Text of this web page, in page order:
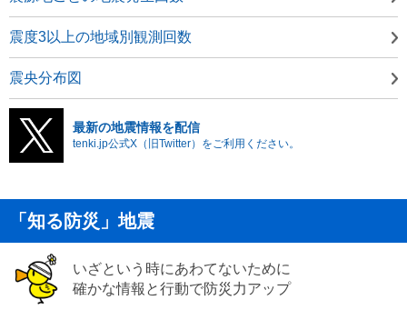
震度3以上の地域別観測回数
震央分布図
最新の地震情報を配信
tenki.jp公式X（旧Twitter）をご利用ください。
「知る防災」地震
いざという時にあわてないために
確かな情報と行動で防災力アップ